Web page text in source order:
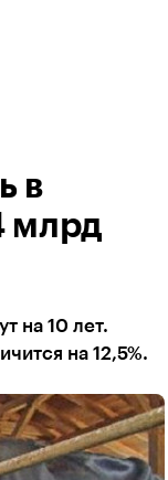
в
млрд
на 10 лет.
на 12,5%.